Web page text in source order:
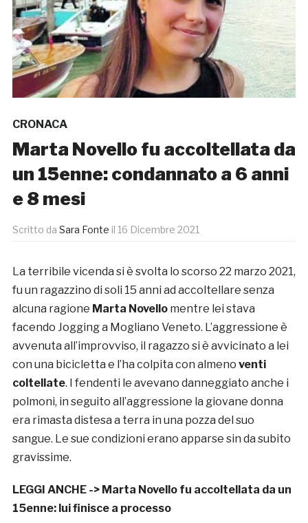
CRONACA
Marta Novello fu accoltellata da
un 15enne: condannato a 6 anni
e 8 mesi
Scritto da Sara Fonte il 16 Dicembre 2021
La terribile vicenda si è svolta lo scorso 22 marzo 2021,
fu un ragazzino di soli 15 anni ad accoltellare senza
alcuna ragione Marta Novellomentre lei stava
facendo Jogging a Mogliano Veneto. L’aggressione è
avvenuta all’improvviso, il ragazzo si è avvicinato a lei
con una bicicletta e l’ha colpita con almeno venti
coltellate. I fendenti le avevano danneggiato anche i
polmoni, in seguito all’aggressione la giovane donna
era rimasta distesa a terra in una pozza del suo
sangue. Le sue condizioni erano apparse sin da subito
gravissime.
LEGGI ANCHE -> Marta Novello fu accoltellata da un
15enne: lui finisce a processo